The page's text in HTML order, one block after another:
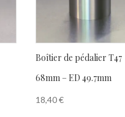
Boîtier de pédalier T47
68mm – ED 49.7mm
18,40€